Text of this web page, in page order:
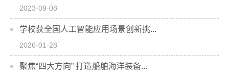
2023-09-08
学校获全国人工智能应用场景创新挑...
2026-01-28
聚焦“四大方向” 打造船舶海洋装备...